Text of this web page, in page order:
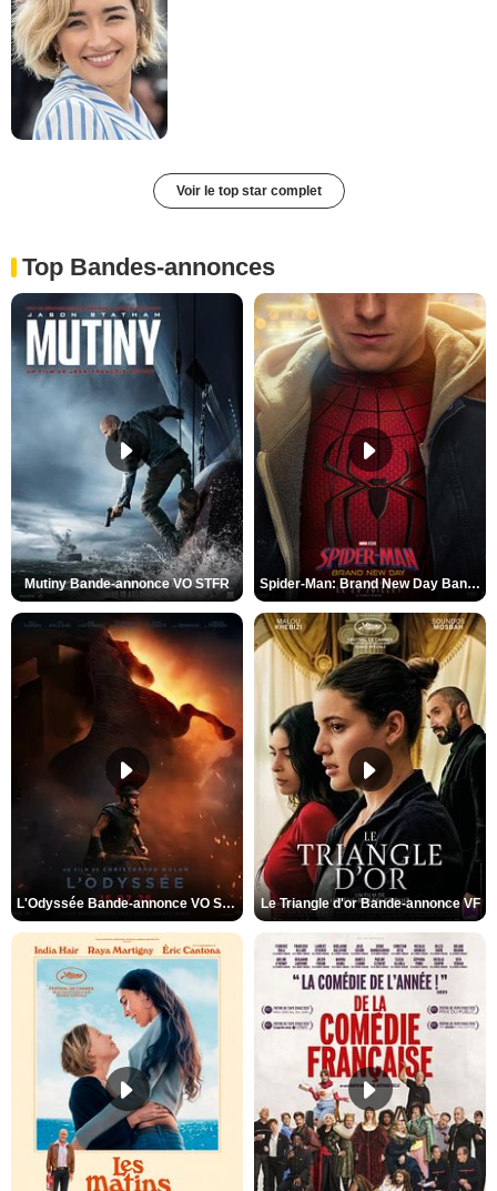
Voir le top star complet
Top Bandes-annonces
Mutiny Bande-annonce VO STFR Spider-Man: Brand New Day Bande-annonce VO STFR
L'Odyssée Bande-annonce VO STFR Le Triangle d'or Bande-annonce VF